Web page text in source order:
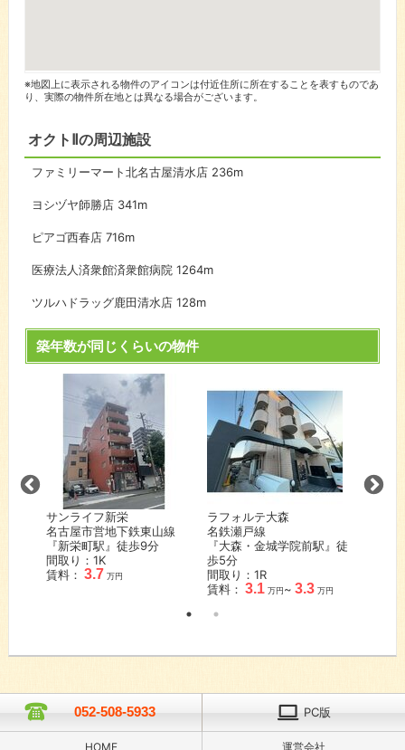
※地図上に表示される物件のアイコンは付近住所に所在することを表すものであ
り、実際の物件所在地とは異なる場合がございます。
オクトⅡの周辺施設
ファミリーマート北名古屋清水店 236m
ヨシヅヤ師勝店 341m
ピアゴ西春店 716m
医療法人済衆館済衆館病院 1264m
ツルハドラッグ鹿田清水店 128m
築年数が同じくらいの物件
サンライフ新栄
名古屋市営地下鉄東山線
『新栄町駅』徒歩9分
間取り：1K
賃料： 3.7 万円
ラフォルテ大森
名鉄瀬戸線
『大森・金城学院前駅』徒
歩5分
間取り：1R
賃料： 3.1 万円~ 3.3 万円
052-508-5933 PC版
HOME 運営会社